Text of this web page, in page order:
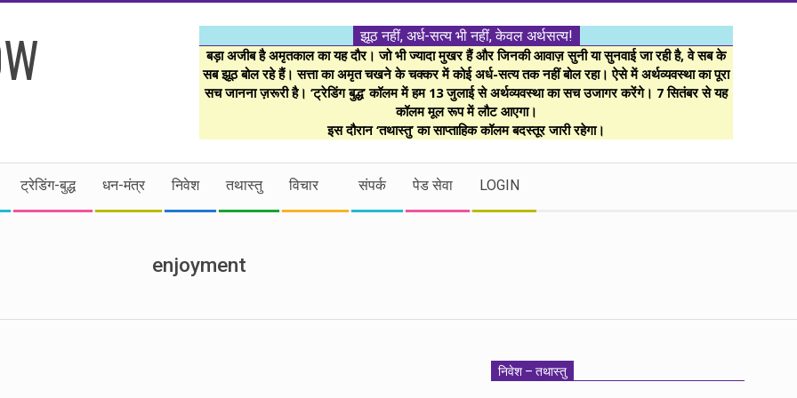
झूठ नहीं, अर्ध-सत्य भी नहीं, केवल अर्थसत्य!
बड़ा अजीब है अमृतकाल का यह दौर। जो भी ज्यादा मुखर हैं और जिनकी आवाज़ सुनी या सुनवाई जा रही है, वे सब के
सब झूठ बोल रहे हैं। सत्ता का अमृत चखने के चक्कर में कोई अर्ध-सत्य तक नहीं बोल रहा। ऐसे में अर्थव्यवस्था का पूरा
सच जानना ज़रूरी है। ‘ट्रेडिंग बुद्ध’ कॉलम में हम 13 जुलाई से अर्थव्यवस्था का सच उजागर करेंगे। 7 सितंबर से यह
कॉलम मूल रूप में लौट आएगा।
इस दौरान ‘तथास्तु’ का साप्ताहिक कॉलम बदस्तूर जारी रहेगा।
ट्रेडिंग-बुद्ध धन-मंत्र निवेश तथास्तु विचार संपर्क पेड सेवा LOGIN
enjoyment
निवेश – तथास्तु